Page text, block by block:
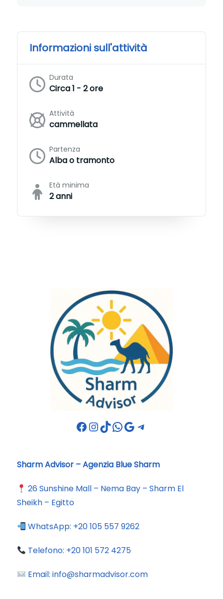
Informazioni sull'attività
Durata
Circa 1 - 2 ore
Attività
cammellata
Partenza
Alba o tramonto
Età minima
2 anni
Facebook InstagramTikTok WhatsApp Google Telegram
Sharm Advisor – Agenzia Blue Sharm
26 Sunshine Mall – Nema Bay – Sharm El
Sheikh – Egitto
WhatsApp: +20 105 557 9262
Telefono: +20 101 572 4275
Email:info@sharmadvisor.com